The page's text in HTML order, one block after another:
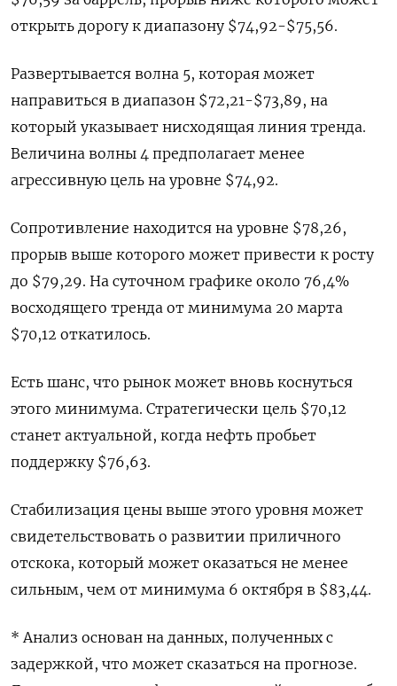
открыть дорогу к диапазону $74,92-$75,56.
Развертывается волна 5, которая может
направиться в диапазон $72,21-$73,89, на
который указывает нисходящая линия тренда.
Величина волны 4 предполагает менее
агрессивную цель на уровне $74,92.
Сопротивление находится на уровне $78,26,
прорыв выше которого может привести к росту
до $79,29. На суточном графике около 76,4%
восходящего тренда от минимума 20 марта
$70,12 откатилось.
Есть шанс, что рынок может вновь коснуться
этого минимума. Стратегически цель $70,12
станет актуальной, когда нефть пробьет
поддержку $76,63.
Стабилизация цены выше этого уровня может
свидетельствовать о развитии приличного
отскока, который может оказаться не менее
сильным, чем от минимума 6 октября в $83,44.
* Анализ основан на данных, полученных с
задержкой, что может сказаться на прогнозе.